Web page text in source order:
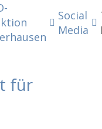
Social
Media
für